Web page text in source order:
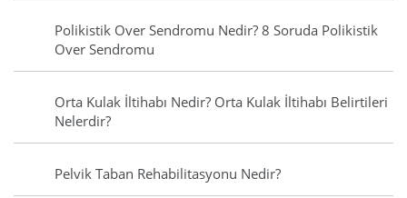
Polikistik Over Sendromu Nedir? 8 Soruda Polikistik
Over Sendromu
Orta Kulak İltihabı Nedir? Orta Kulak İltihabı Belirtileri
Nelerdir?
Pelvik Taban Rehabilitasyonu Nedir?